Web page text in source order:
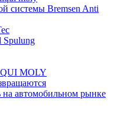
системы Bremsen Anti
Spulung
MOLY
автомобильном рынке